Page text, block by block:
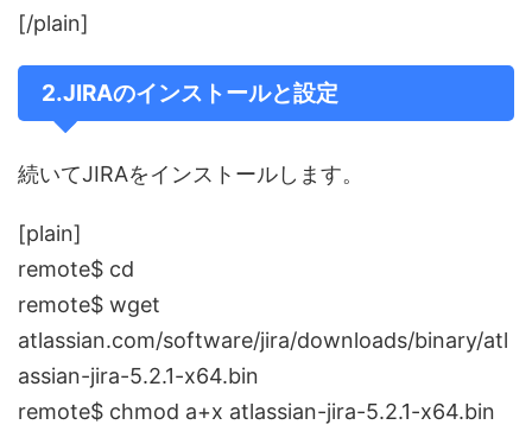
[/plain]
2.JIRAのインストールと設定
続いてJIRAをインストールします。
[plain]
remote$ cd
remote$ wget
atlassian.com/software/jira/downloads/binary/atl
assian-jira-5.2.1-x64.bin
remote$ chmod a+x atlassian-jira-5.2.1-x64.bin